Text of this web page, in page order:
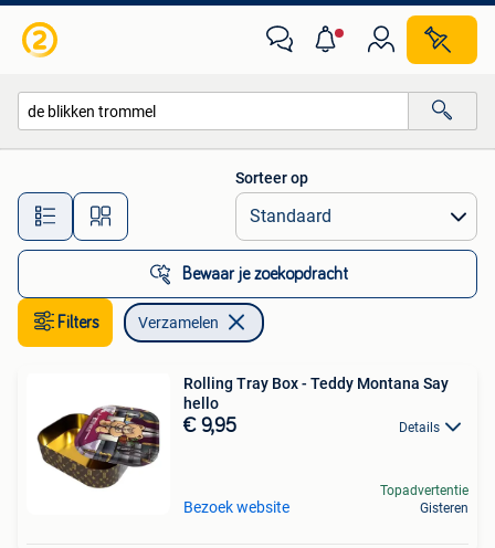
Alle afstanden…
Sorteer op
Bewaar je zoekopdracht
Filters Verzamelen
Rolling Tray Box - Teddy Montana Say
hello
€ 9,95 Details
Bezoek website
Topadvertentie
Gisteren